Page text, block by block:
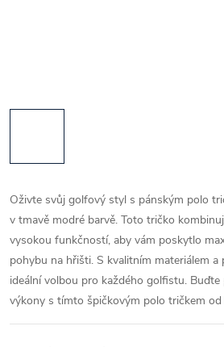
Oživte svůj golfový styl s pánským polo
v tmavě modré barvě. Toto tričko
vysokou funkčností, aby vám poskytlo
pohybu na hřišti. S kvalitním materiálem a
ideální volbou pro každého golfistu.
výkony s tímto špičkovým polo tričkem od